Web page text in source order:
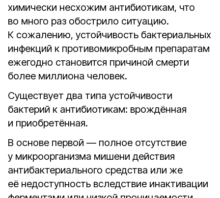
химически несхожим антибиотикам, что
во много раз обострило ситуацию.
К сожалению, устойчивость бактериальных
инфекций к противомикробным препаратам
ежегодно становится причиной смерти
более миллиона человек.
Существует два типа устойчивости
бактерий к антибиотикам: врождённая
и приобретённая.
В основе первой — полное отсутствие
у микроорганизма мишени действия
антибактериального средства или же
её недоступность вследствие инактивации